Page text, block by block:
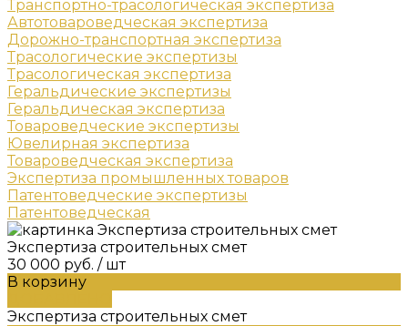
Транспортно-трасологическая экспертиза
Автотовароведческая экспертиза
Дорожно-транспортная экспертиза
Трасологические экспертизы
Трасологическая экспертиза
Геральдические экспертизы
Геральдическая экспертиза
Товароведческие экспертизы
Ювелирная экспертиза
Товароведческая экспертиза
Экспертиза промышленных товаров
Патентоведческие экспертизы
Патентоведческая
Экспертиза строительных смет
30 000 руб. / шт
В корзину
Экспертиза строительных смет